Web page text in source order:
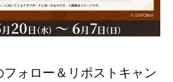
ォロー＆リポストキャン